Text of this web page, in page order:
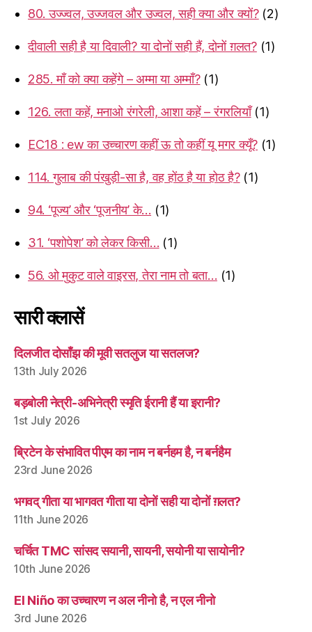
80. उज्ज्वल, उज्जवल और उज्वल, सही क्या और क्यों? (2)
दीवाली सही है या दिवाली? या दोनों सही हैं, दोनों ग़लत? (1)
285. माँ को क्या कहेंगे – अम्मा या अम्माँ? (1)
126. लता कहें, मनाओ रंगरेली, आशा कहें – रंगरलियाँ (1)
EC18 : ew का उच्चारण कहीं ऊ तो कहीं यू मगर क्यूँ? (1)
114. गुलाब की पंखुड़ी-सा है, वह होंठ है या होठ है? (1)
94. ‘पूज्य’ और ‘पूजनीय’ के… (1)
31. ‘पशोपेश’ को लेकर किसी… (1)
56. ओ मुकुट वाले वाइरस, तेरा नाम तो बता… (1)
सारी क्लासें
दिलजीत दोसाँझ की मूवी सतलुज या सतलज?
13th July 2026
बड़बोली नेत्री-अभिनेत्री स्मृति ईरानी हैं या इरानी?
1st July 2026
ब्रिटेन के संभावित पीएम का नाम न बर्नहम है, न बर्नहैम
23rd June 2026
भगवद् गीता या भागवत गीता या दोनों सही या दोनों ग़लत?
11th June 2026
चर्चित TMC सांसद सयानी, सायनी, सयोनी या सायोनी?
10th June 2026
El Niño का उच्चारण न अल नीनो है, न एल नीनो
3rd June 2026